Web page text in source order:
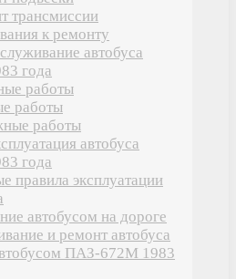
трансмиссии
к ремонту
автобуса
года
работы
работы
работы
автобуса
года
правила эксплуатации
автобусом на дороге
и ремонт автобуса
ПАЗ-672М 1983